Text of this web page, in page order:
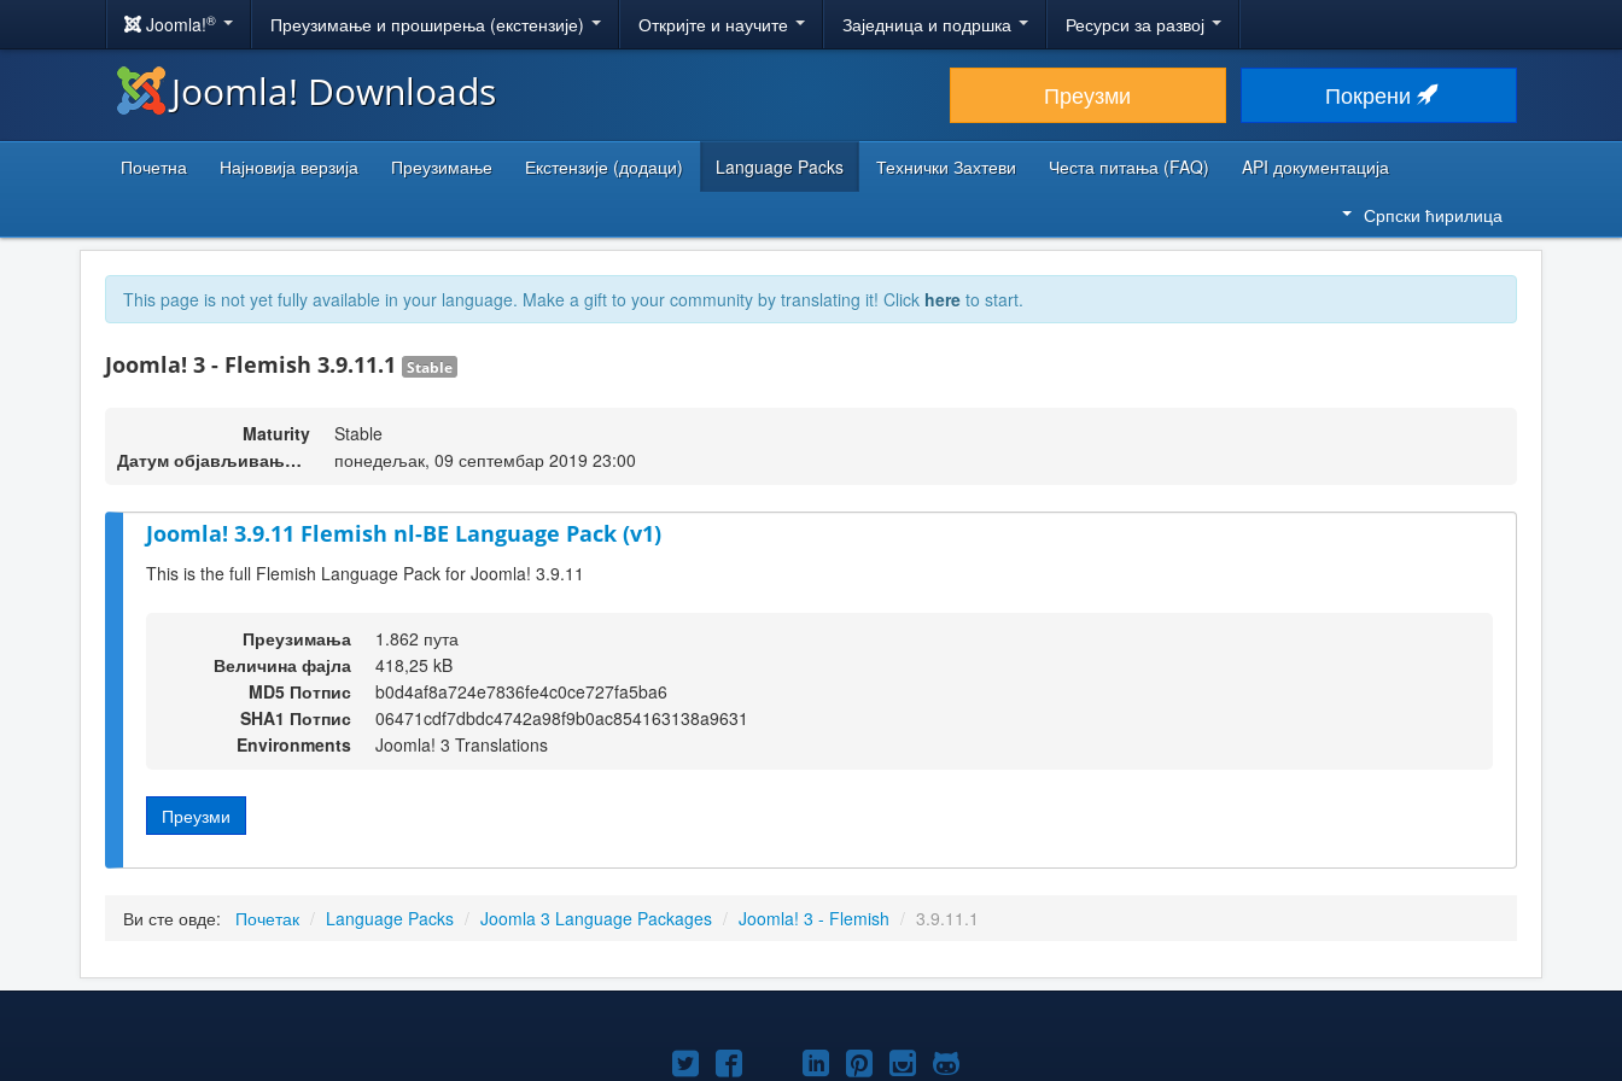
Joomla!® Преузимање и проширења (екстензије) Откријте и научите Заједница и подршка Ресурси за развој
Joomla! Downloads Преузми Покрени
Почетна Најновија верзија Преузимање Екстензије (додаци) Language Packs Технички Захтеви Честа питања (FAQ)
API документација
Српски ћирилица
This page is not yet fully available in your language. Make a gift to your community by translating it! Click here to start.
Joomla! 3 - Flemish 3.9.11.1 Stable
Maturity
Stable
Датум објављивања верзије
понедељак, 09 септембар 2019 23:00
Joomla! 3.9.11 Flemish nl-BE Language Pack (v1)
This is the full Flemish Language Pack for Joomla! 3.9.11
Преузимања
1.862 пута
Величина фајла
418,25 kB
MD5 Потпис
b0d4af8a724e7836fe4c0ce727fa5ba6
SHA1 Потпис
06471cdf7dbdc4742a98f9b0ac854163138a9631
Environments
Joomla! 3 Translations
Преузми
Ви сте овде: Почетак / Language Packs / Joomla 3 Language Packages / Joomla! 3 - Flemish / 3.9.11.1
Joomla!Joomla!Joomla!
Joomla!Joomla!
Joomla!Joomla!